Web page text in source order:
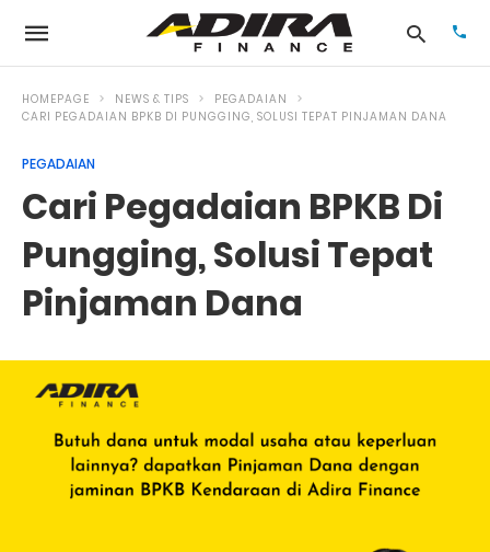
HOMEPAGE NEWS & TIPS
PEGADAIAN
CARI PEGADAIAN BPKB DI PUNGGING, SOLUSI TEPAT PINJAMAN DANA
PEGADAIAN
Cari Pegadaian BPKB Di
Pungging, Solusi Tepat
Pinjaman Dana